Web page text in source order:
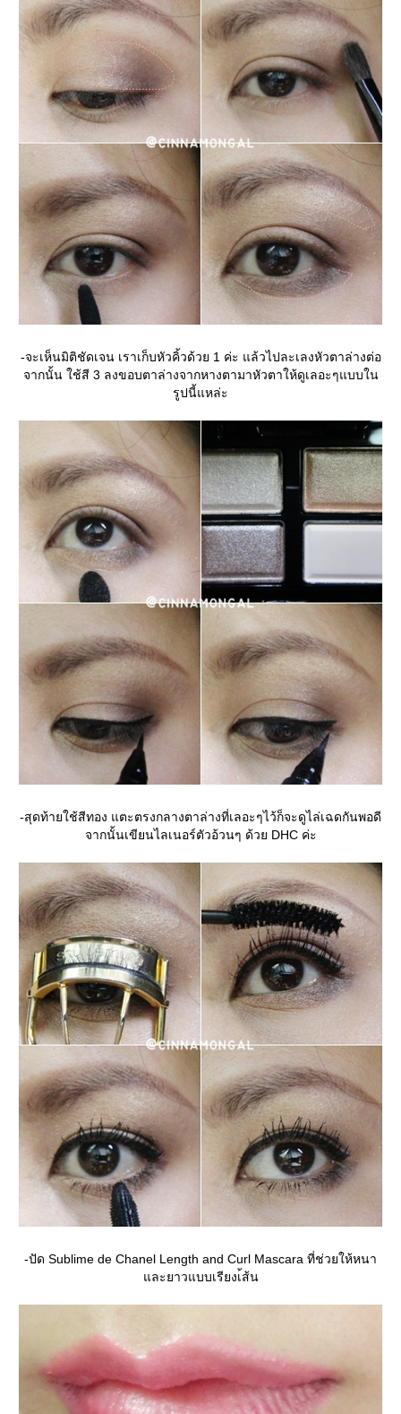
-จะเห็นมิติชัดเจน เราเก็บหัวคิ้วด้วย 1 ค่ะ แล้วไปละเลงหัวตาล่างต่อ
จากนั้น ใช้สี 3 ลงขอบตาล่างจากหางตามาหัวตาให้ดูเลอะๆแบบใน
รูปนี้แหล่ะ
-สุดท้ายใช้สีทอง แตะตรงกลางตาล่างที่เลอะๆไว้ก็จะดูไล่เฉดกันพอดี
จากนั้นเขียนไลเนอร์ตัวอ้วนๆ ด้วย DHC ค่ะ
-ปัด Sublime de Chanel Length and Curl Mascara ที่ช่วยให้หนา
ละยาวแบบเรียงเ้ส้น